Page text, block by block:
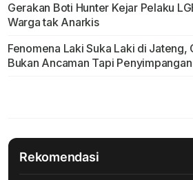
Gerakan Boti Hunter Kejar Pelaku
Warga tak Anarkis
Fenomena Laki Suka Laki di Jateng,
Bukan Ancaman Tapi Penyimpangan
Rekomendasi